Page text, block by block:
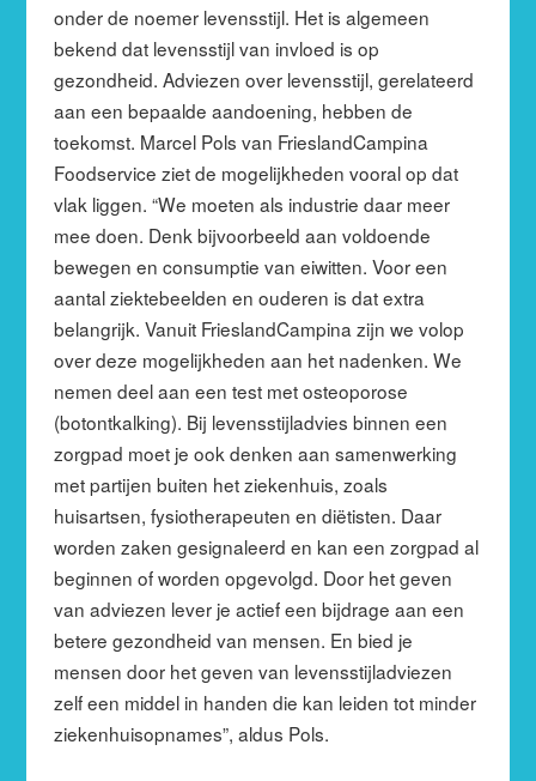
onder de noemer levensstijl. Het is algemeen
bekend dat levensstijl van invloed is op
gezondheid. Adviezen over levensstijl, gerelateerd
aan een bepaalde aandoening, hebben de
toekomst. Marcel Pols van FrieslandCampina
Foodservice ziet de mogelijkheden vooral op dat
vlak liggen. “We moeten als industrie daar meer
mee doen. Denk bijvoorbeeld aan voldoende
bewegen en consumptie van eiwitten. Voor een
aantal ziektebeelden en ouderen is dat extra
belangrijk. Vanuit FrieslandCampina zijn we volop
over deze mogelijkheden aan het nadenken. We
nemen deel aan een test met osteoporose
(botontkalking). Bij levensstijladvies binnen een
zorgpad moet je ook denken aan samenwerking
met partijen buiten het ziekenhuis, zoals
huisartsen, fysiotherapeuten en diëtisten. Daar
worden zaken gesignaleerd en kan een zorgpad al
beginnen of worden opgevolgd. Door het geven
van adviezen lever je actief een bijdrage aan een
betere gezondheid van mensen. En bied je
mensen door het geven van levensstijladviezen
zelf een middel in handen die kan leiden tot minder
ziekenhuisopnames”, aldus Pols.